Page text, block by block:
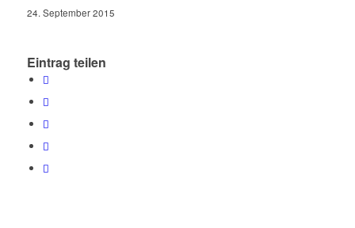
24. September 2015
Eintrag teilen